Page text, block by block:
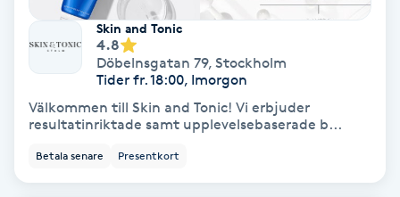
Naprapati
Navelpiercing
NBE-massage
Skin and Tonic
4.8
Döbelnsgatan 79, Stockholm
Tider fr. 18:00, Imorgon
Välkommen till Skin and Tonic! Vi erbjuder
resultatinriktade samt upplevelsebaserade b...
Betala senare Presentkort